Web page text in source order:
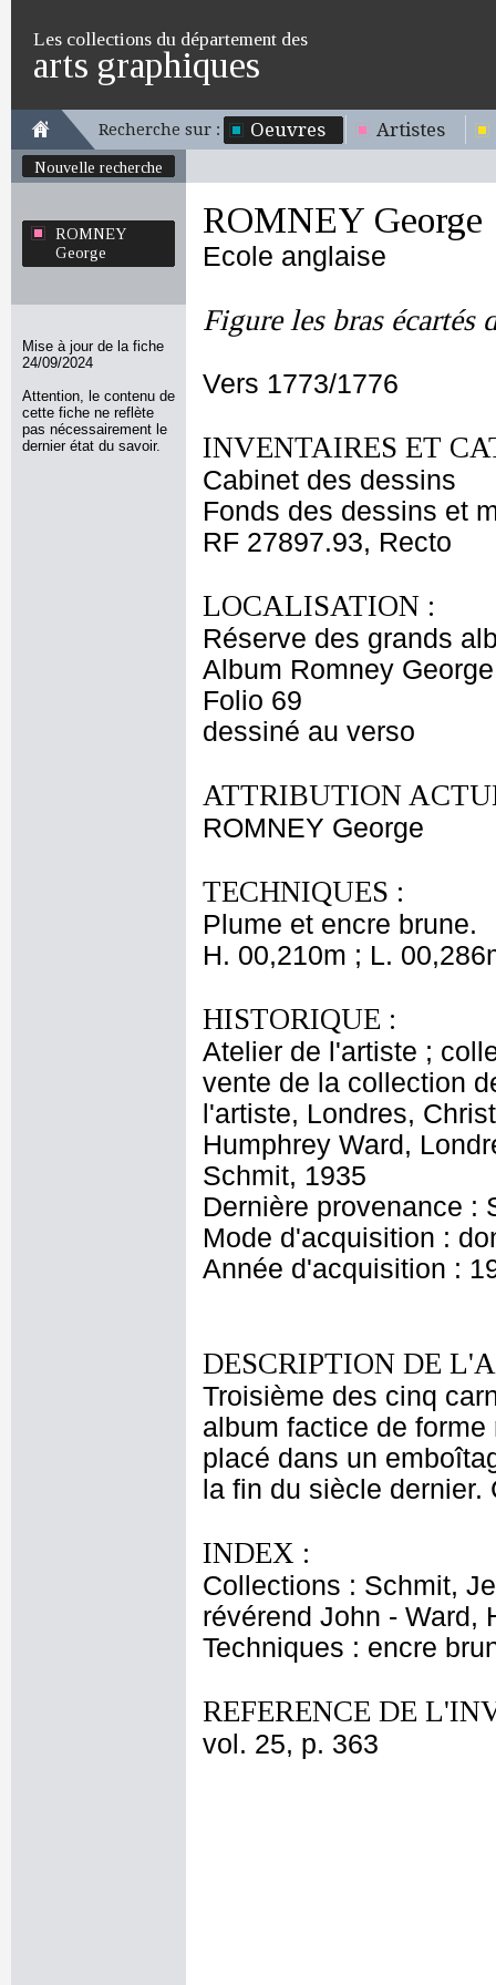
Les collections du département des
arts graphiques
Recherche sur : Oeuvres Artistes
Nouvelle recherche
ROMNEY
George
Mise à jour de la fiche
24/09/2024
Attention, le contenu de
cette fiche ne reflète
pas nécessairement le
dernier état du savoir.
ROMNEY George
Ecole anglaise
Figure les bras écartés
Vers 1773/1776
INVENTAIRES ET
Cabinet des dessins
Fonds des dessins et
RF 27897.93, Recto
LOCALISATION :
Réserve des grands
Album Romney
Folio 69
dessiné au verso
ATTRIBUTION
ROMNEY George
TECHNIQUES :
Plume et encre brune.
H. 00,210m ; L.
HISTORIQUE :
Atelier de l'artiste ;
vente de la collection
l'artiste, Londres,
Humphrey Ward,
Schmit, 1935
Dernière provenance :
Mode d'acquisition :
Année d'acquisition :
DESCRIPTION DE
Troisième des cinq
album factice de
placé dans un
la fin du siècle
INDEX :
Collections : Schmit,
révérend John - Ward,
Techniques : encre
REFERENCE DE
vol. 25, p. 363